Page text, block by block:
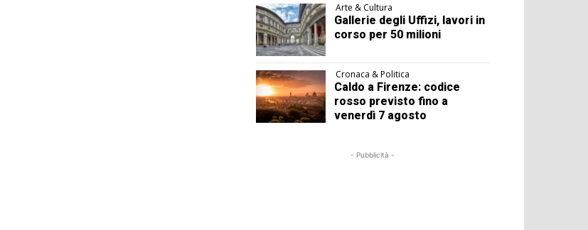
Arte & Cultura
Gallerie degli Uffizi, lavori in
corso per 50 milioni
Cronaca & Politica
Caldo a Firenze: codice
rosso previsto fino a
venerdì 7 agosto
- Pubblicità -